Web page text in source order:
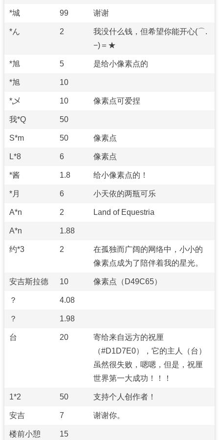
*城 99 谢谢
*ん 2
我没什么钱，但希望你能开心(⌒.
−)＝★
*旭 5 是给小像素点的
*旭 10
*乄 10 像素点可爱捏
我*Q 50
S*m 50 像素点
L*8 6 像素点
*酱 1.8 给小像素点的！
*月 6 小天依的两瓶可乐
A*n 2 Land of Equestria
A*n 1.88
约*3 2
在孤独而广阔的网络中，小小的
像素点成为了陪伴着我的星光。
安吉斯拉德 10 像素点（D49C65）
？ 4.08
？ 1.98
台 20
寄给来自远方的祝厘
（#D1D7E0），它的主人（台）
虽然很失败，嗯嗯，但是，祝厘
世界第一大成功！！！
1*2 50 支持个人创作者！
安吉 7 谢谢你。
楼前小憩 15